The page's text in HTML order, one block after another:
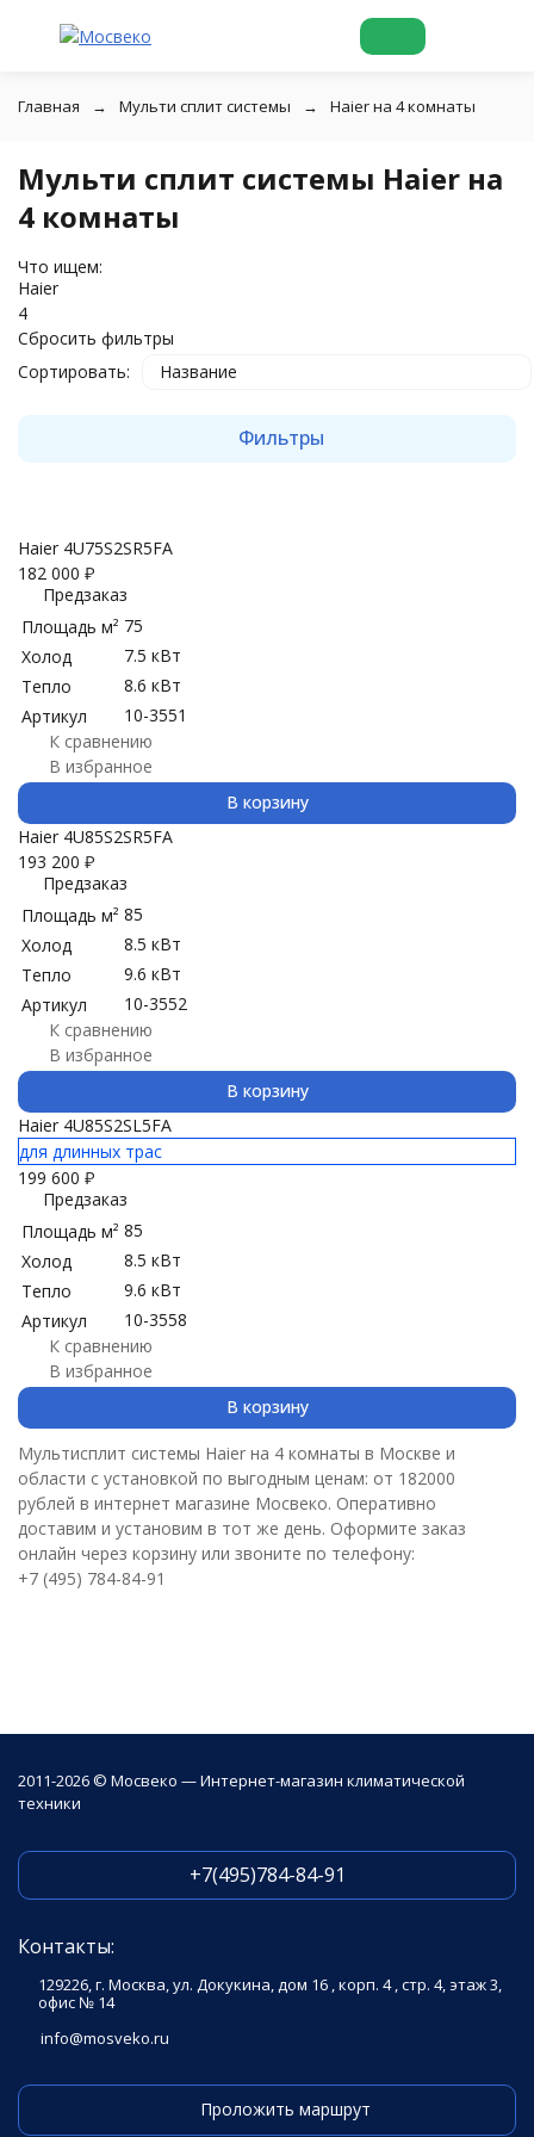
Главная Мульти сплит системы Haier на 4 комнаты
Мульти сплит системы Haier на
4 комнаты
Что ищем:
Haier
4
Сбросить фильтры
Сортировать:
Название
Фильтры
Haier 4U75S2SR5FA
182 000 ₽
Предзаказ
Площадь м² 75
Холод
7.5 кВт
Тепло
8.6 кВт
Артикул
10-3551
К сравнению
В избранное
В корзину
Haier 4U85S2SR5FA
193 200 ₽
Предзаказ
Площадь м² 85
Холод
8.5 кВт
Тепло
9.6 кВт
Артикул
10-3552
К сравнению
В избранное
В корзину
Haier 4U85S2SL5FA
для длинных трас
199 600 ₽
Предзаказ
Площадь м² 85
Холод
8.5 кВт
Тепло
9.6 кВт
Артикул
10-3558
К сравнению
В избранное
В корзину
Мультисплит системы Haier на 4 комнаты в Москве и
области с установкой по выгодным ценам: от 182000
рублей в интернет магазине Мосвеко. Оперативно
доставим и установим в тот же день. Оформите заказ
онлайн через корзину или звоните по телефону:
+7 (495) 784-84-91
2011-2026 © Мосвеко — Интернет-магазин климатической
техники
+7(495)784-84-91
Контакты:
129226, г. Москва, ул. Докукина, дом 16 , корп. 4 , стр. 4, этаж 3,
офис № 14
info@mosveko.ru
Проложить маршрут